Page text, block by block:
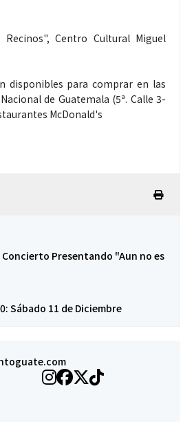
Centro Cultural Miguel
disponibles para comprar en las
de Guatemala (5ª. Calle 3-
McDonald's
Concierto Presentando "Aun no es
Sábado 11 de Diciembre